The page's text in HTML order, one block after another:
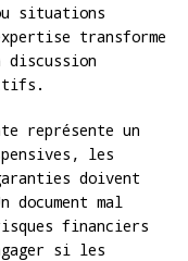
situations
transforme
discussion
représente un
les
doivent
mal
financiers
si les